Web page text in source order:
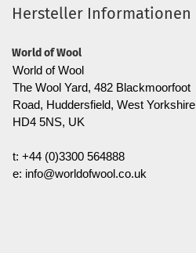
Hersteller Informationen
World of Wool
World of Wool
The Wool Yard, 482 Blackmoorfoot
Road, Huddersfield, West Yorkshire
HD4 5NS, UK
t: +44 (0)3300 564888
e: info@worldofwool.co.uk